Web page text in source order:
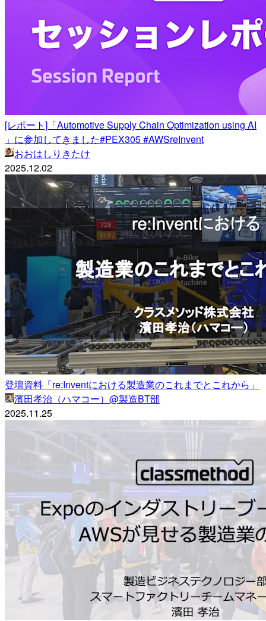
[レポート]「Automotive Supply Chain Optimization using AI
」に参加してきました#PEX305 #AWSreInvent
おおはしりきたけ
2025.12.02
登壇資料「re:Inventにおける製造業のこれまでとこれから」
濱田孝治（ハマコー）@製造BT部
2025.11.25